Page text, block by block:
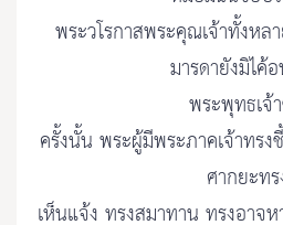
พระวโรกาสพระคุณเจ้าทั้งห
มารดายังมิไค้
พระพุทธเจ้
ครั้งนั้น พระผู้มีพระภาคเจ้าทรง
ศากยะท
เห็นแจ้ง ทรงสมาทาน ทรงอาจ